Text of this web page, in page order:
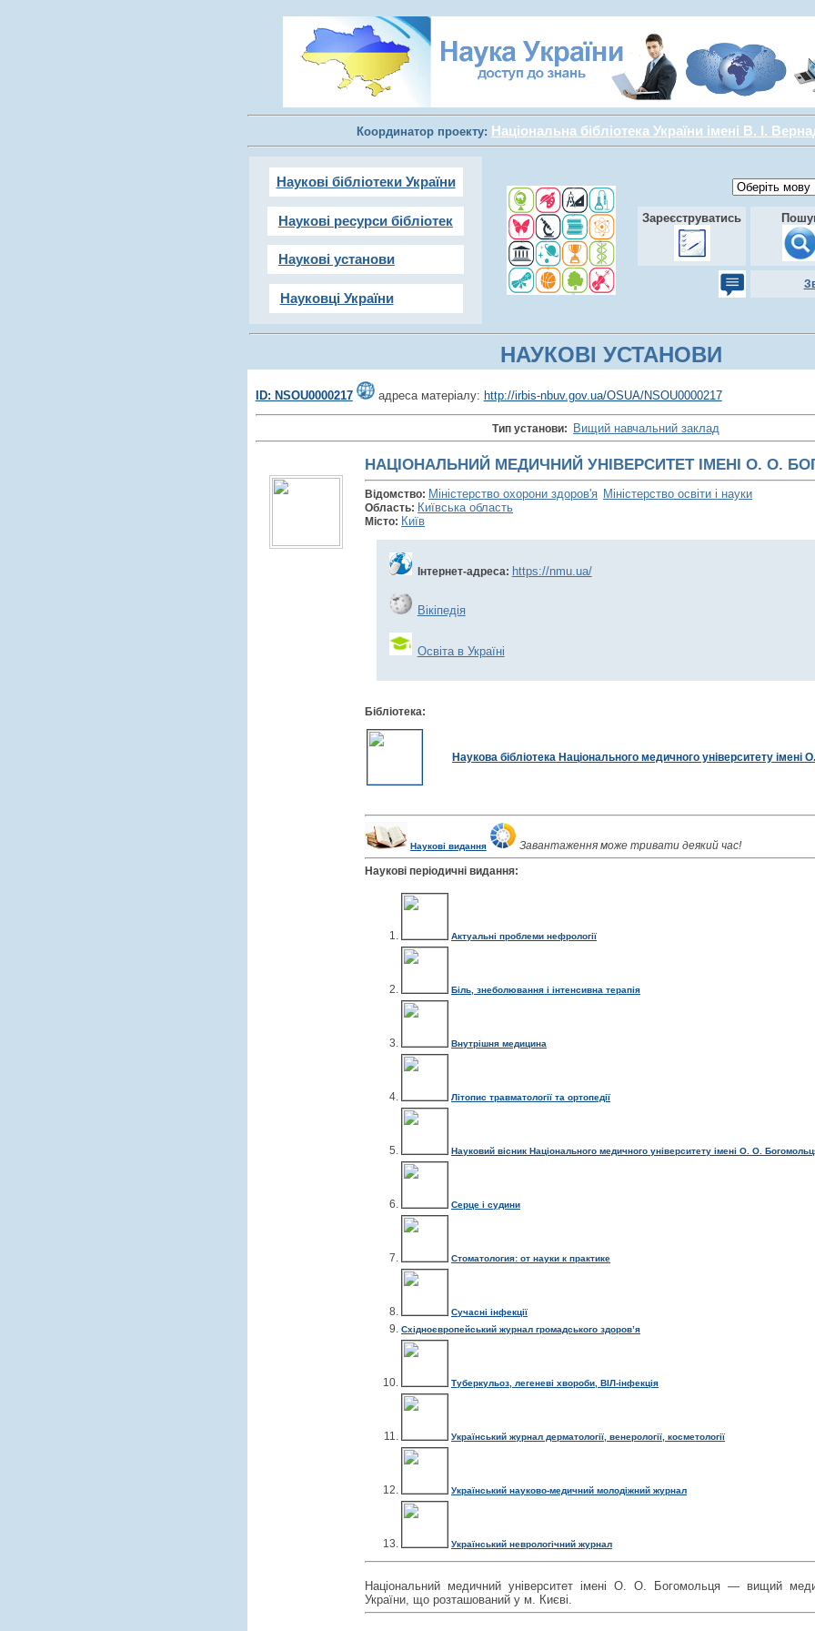
Координатор проекту: Національна бібліотека України імені В. І.
Наукові бібліотеки України
Наукові ресурси бібліотек
Наукові установи
Науковці України
Зареєструватись
НАУКОВІ УСТАНОВИ
ID: NSOU0000217 адреса матеріалу: http://irbis-nbuv.gov.ua/OSUA/NSOU0000217
Тип установи: Вищий навчальний заклад
НАЦІОНАЛЬНИЙ МЕДИЧНИЙ УНІВЕРСИТЕТ ІМЕНІ О. О.
Відомство: Міністерство охорони здоров'я Міністерство освіти і науки
Область: Київська область
Місто: Київ
Інтернет-адреса: https://nmu.ua/
Вікіпедія
Освіта в Україні
Бібліотека:
Наукова бібліотека Національного медичного університету імені
Наукові видання
Завантаження може тривати деякий час!
Наукові періодичні видання:
Актуальні проблеми нефрології
Біль, знеболювання і інтенсивна терапія
Внутрішня медицина
Літопис травматології та ортопедії
Науковий вісник Національного медичного університету імені О. О.
Серце і судини
Стоматология: от науки к практике
Сучасні інфекції
Східноєвропейський журнал громадського здоров’я
Туберкульоз, легеневі хвороби, ВІЛ-інфекція
Український журнал дерматології, венерології, косметології
Український науково-медичний молодіжний журнал
Український неврологічний журнал
Національний медичний університет імені О. О. Богомольця — вищий
України, що розташований у м. Києві.